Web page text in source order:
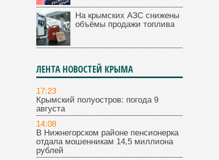
На крымских АЗС снижены
объёмы продажи топлива
ЛЕНТА НОВОСТЕЙ КРЫМА
17:23
Крымский полуостров: погода 9
августа
14:08
В Нижнегорском районе пенсионерка
отдала мошенникам 14,5 миллиона
рублей